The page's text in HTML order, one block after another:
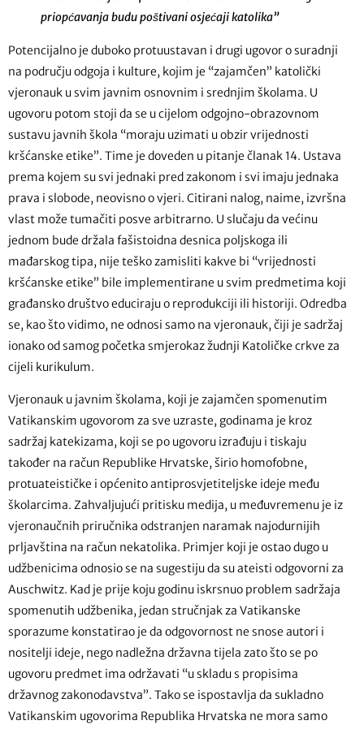
priopćavanja budu poštivani osjećaji katolika”
Potencijalno je duboko protuustavan i drugi ugovor o suradnji
na području odgoja i kulture, kojim je “zajamčen” katolički
vjeronauk u svim javnim osnovnim i srednjim školama. U
ugovoru potom stoji da se u cijelom odgojno-obrazovnom
sustavu javnih škola “moraju uzimati u obzir vrijednosti
kršćanske etike”. Time je doveden u pitanje članak 14. Ustava
prema kojem su svi jednaki pred zakonom i svi imaju jednaka
prava i slobode, neovisno o vjeri. Citirani nalog, naime, izvršna
vlast može tumačiti posve arbitrarno. U slučaju da većinu
jednom bude držala fašistoidna desnica poljskoga ili
mađarskog tipa, nije teško zamisliti kakve bi “vrijednosti
kršćanske etike” bile implementirane u svim predmetima koji
građansko društvo educiraju o reprodukciji ili historiji. Odredba
se, kao što vidimo, ne odnosi samo na vjeronauk, čiji je sadržaj
ionako od samog početka smjerokaz žudnji Katoličke crkve za
cijeli kurikulum.
Vjeronauk u javnim školama, koji je zajamčen spomenutim
Vatikanskim ugovorom za sve uzraste, godinama je kroz
sadržaj katekizama, koji se po ugovoru izrađuju i tiskaju
također na račun Republike Hrvatske, širio homofobne,
protuateističke i općenito antiprosvjetiteljske ideje među
školarcima. Zahvaljujući pritisku medija, u međuvremenu je iz
vjeronaučnih priručnika odstranjen naramak najodurnijih
prljavština na račun nekatolika. Primjer koji je ostao dugo u
udžbenicima odnosio se na sugestiju da su ateisti odgovorni za
Auschwitz. Kad je prije koju godinu iskrsnuo problem sadržaja
spomenutih udžbenika, jedan stručnjak za Vatikanske
sporazume konstatirao je da odgovornost ne snose autori i
nositelji ideje, nego nadležna državna tijela zato što se po
ugovoru predmet ima održavati “u skladu s propisima
državnog zakonodavstva”. Tako se ispostavlja da sukladno
Vatikanskim ugovorima Republika Hrvatska ne mora samo